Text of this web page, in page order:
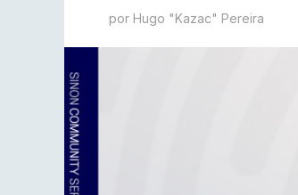
por Hugo "Kazac" Pereira